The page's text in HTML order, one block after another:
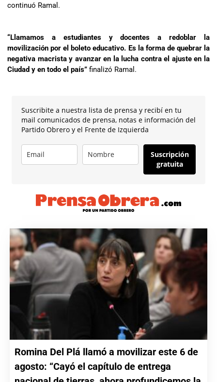
continuó Ramal.
“Llamamos a estudiantes y docentes a redoblar la
movilización por el boleto educativo. Es la forma de quebrar la
negativa macrista y avanzar en la lucha contra el ajuste en la
Ciudad y en todo el país” finalizó Ramal.
Suscribite a nuestra lista de prensa y recibí en tu
mail comunicados de prensa, notas e información del
Partido Obrero y el Frente de Izquierda
Suscripción
gratuita
Romina Del Plá llamó a movilizar este 6 de
agosto: “Cayó el capítulo de entrega